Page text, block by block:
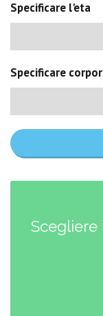
Specificare l'eta
Specificare
Scegliere